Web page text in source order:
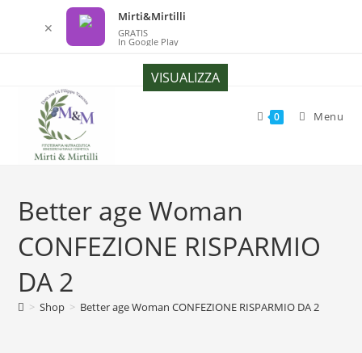
contenuto
0 Menu
Better age Woman
CONFEZIONE RISPARMIO
DA 2
> Shop > Better age Woman CONFEZIONE RISPARMIO DA 2
✕
Mirti&Mirtilli
GRATIS
In Google Play
VISUALIZZA